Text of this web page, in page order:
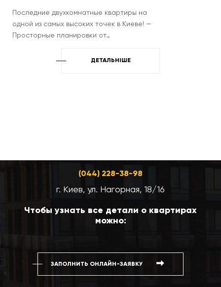
Последние двухкомнатные квартиры на
одной из самых высоких точек в Киеве! —
Просторные планировки от…
ДЕТАЛЬНІШЕ
Чтобы узнать все детали о квартирах
можно:
(044) 228-38-98
г. Киев, ул. Нагорная, 18/16
ЗАПОЛНИТЬ ОНЛАЙН-ЗАЯВКУ